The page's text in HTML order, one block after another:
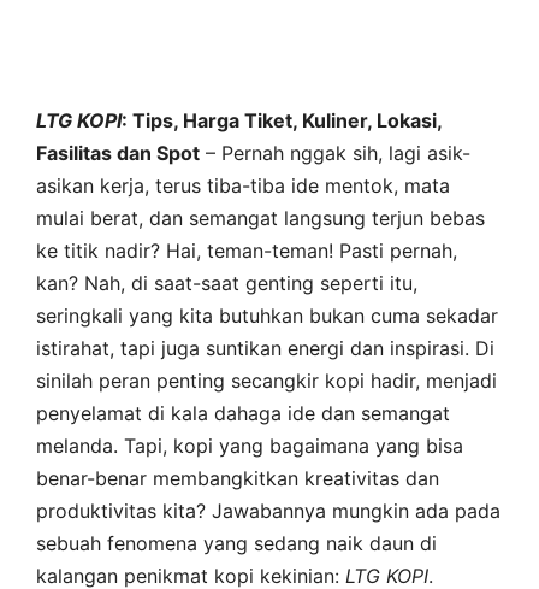
LTG KOPI: Tips, Harga Tiket, Kuliner, Lokasi,
Fasilitas dan Spot – Pernah nggak sih, lagi asik-
asikan kerja, terus tiba-tiba ide mentok, mata
mulai berat, dan semangat langsung terjun bebas
ke titik nadir? Hai, teman-teman! Pasti pernah,
kan? Nah, di saat-saat genting seperti itu,
seringkali yang kita butuhkan bukan cuma sekadar
istirahat, tapi juga suntikan energi dan inspirasi. Di
sinilah peran penting secangkir kopi hadir, menjadi
penyelamat di kala dahaga ide dan semangat
melanda. Tapi, kopi yang bagaimana yang bisa
benar-benar membangkitkan kreativitas dan
produktivitas kita? Jawabannya mungkin ada pada
sebuah fenomena yang sedang naik daun di
kalangan penikmat kopi kekinian: LTG KOPI.